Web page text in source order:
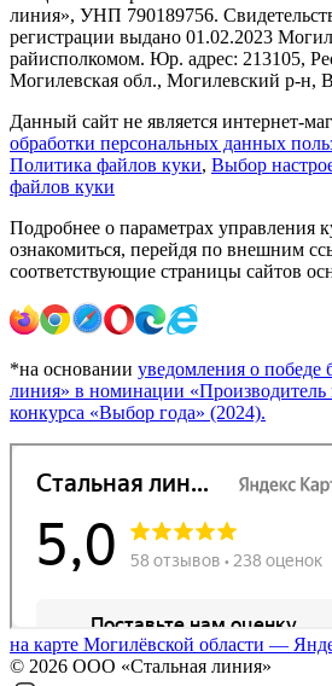
линия», УНП 790189756.
регистрации выдано 01.02.2023
райисполкомом. Юр. адрес: 213105,
Могилевская обл., Могилевский р-н,
Данный сайт не является интернет-
обработки персональных данных
Политика файлов куки, Выбор
файлов куки
Подробнее о параметрах управления
ознакомиться, перейдя по внешним
соответствующие страницы сайтов
*на основании уведомления о победе
линия» в номинации «Производитель
конкурса «Выбор года» (2024).
на карте Могилёвской области —
© 2026 ООО «Стальная линия»